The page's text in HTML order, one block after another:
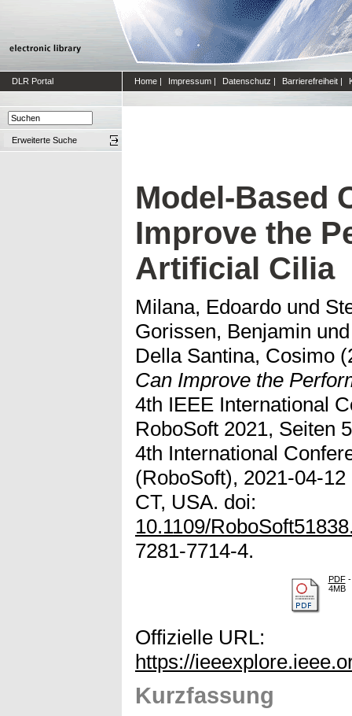
DLR Portal Home | Impressum | Datenschutz | Barrierefreiheit |
Erweiterte Suche
Model-Based
Improve the
Artificial Cilia
Milana, Edoardo und
Gorissen, Benjamin
Della Santina, Cosimo
Can Improve the
4th IEEE International
RoboSoft 2021, Seiten
4th International
(RoboSoft), 2021-04-
CT, USA. doi:
10.1109/
7281-7714-4.
PDF-
4MB
Offizielle URL:
https://
Kurzfassung